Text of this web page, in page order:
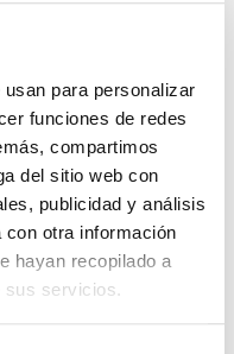
para personalizar
funciones de redes
compartimos
del sitio web con
publicidad y análisis
con otra información
hayan recopilado a
sus servicios.
los fondos
inversores retirar su
ser visto como un
que necesitan
No obstante, también
conviertan en una
de FIL
a más largo
los fondos de
su
precios para invertir